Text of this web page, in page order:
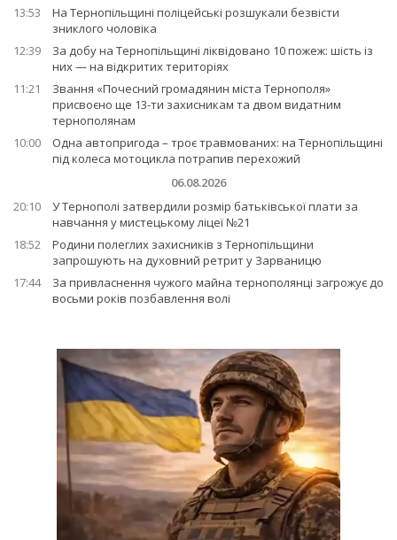
13:53
На Тернопільщині поліцейські розшукали безвісти
зниклого чоловіка
12:39
За добу на Тернопільщині ліквідовано 10 пожеж: шість із
них — на відкритих територіях
11:21
Звання «Почесний громадянин міста Тернополя»
присвоєно ще 13-ти захисникам та двом видатним
тернополянам
10:00
Одна автопригода – троє травмованих: на Тернопільщині
під колеса мотоцикла потрапив перехожий
06.08.2026
20:10
У Тернополі затвердили розмір батьківської плати за
навчання у мистецькому ліцеї №21
18:52
Родини полеглих захисників з Тернопільщини
запрошують на духовний ретрит у Зарваницю
17:44
За привласнення чужого майна тернополянці загрожує до
восьми років позбавлення волі